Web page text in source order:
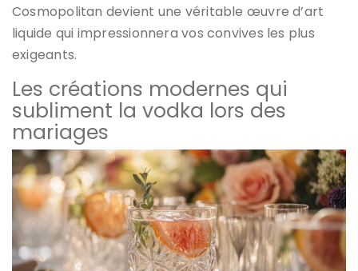
Cosmopolitan devient une véritable œuvre d’art
liquide qui impressionnera vos convives les plus
exigeants.
Les créations modernes qui
subliment la vodka lors des
mariages